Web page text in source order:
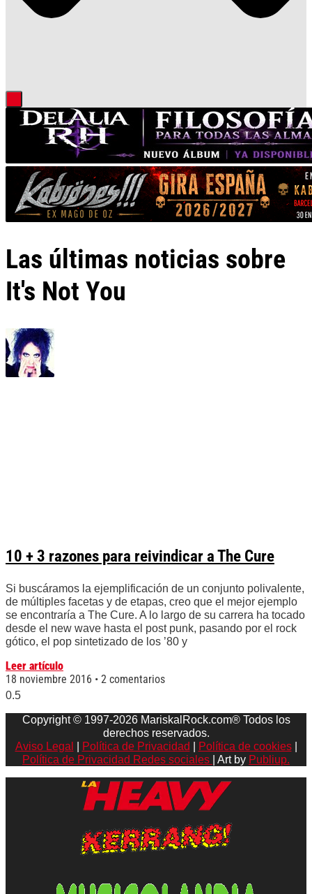
Las últimas noticias sobre
It's Not You
10 + 3 razones para reivindicar a The Cure
Si buscáramos la ejemplificación de un conjunto polivalente,
de múltiples facetas y de etapas, creo que el mejor ejemplo
se encontraría a The Cure. A lo largo de su carrera ha tocado
desde el new wave hasta el post punk, pasando por el rock
gótico, el pop sintetizado de los ’80 y
Leer artículo
18 noviembre 2016
2 comentarios
Copyright © 1997-2026 MariskalRock.com® Todos los
derechos reservados.
Aviso Legal
Política de Privacidad Política de cookies|
Política de Privacidad Redes sociales
| Art by Publiup.